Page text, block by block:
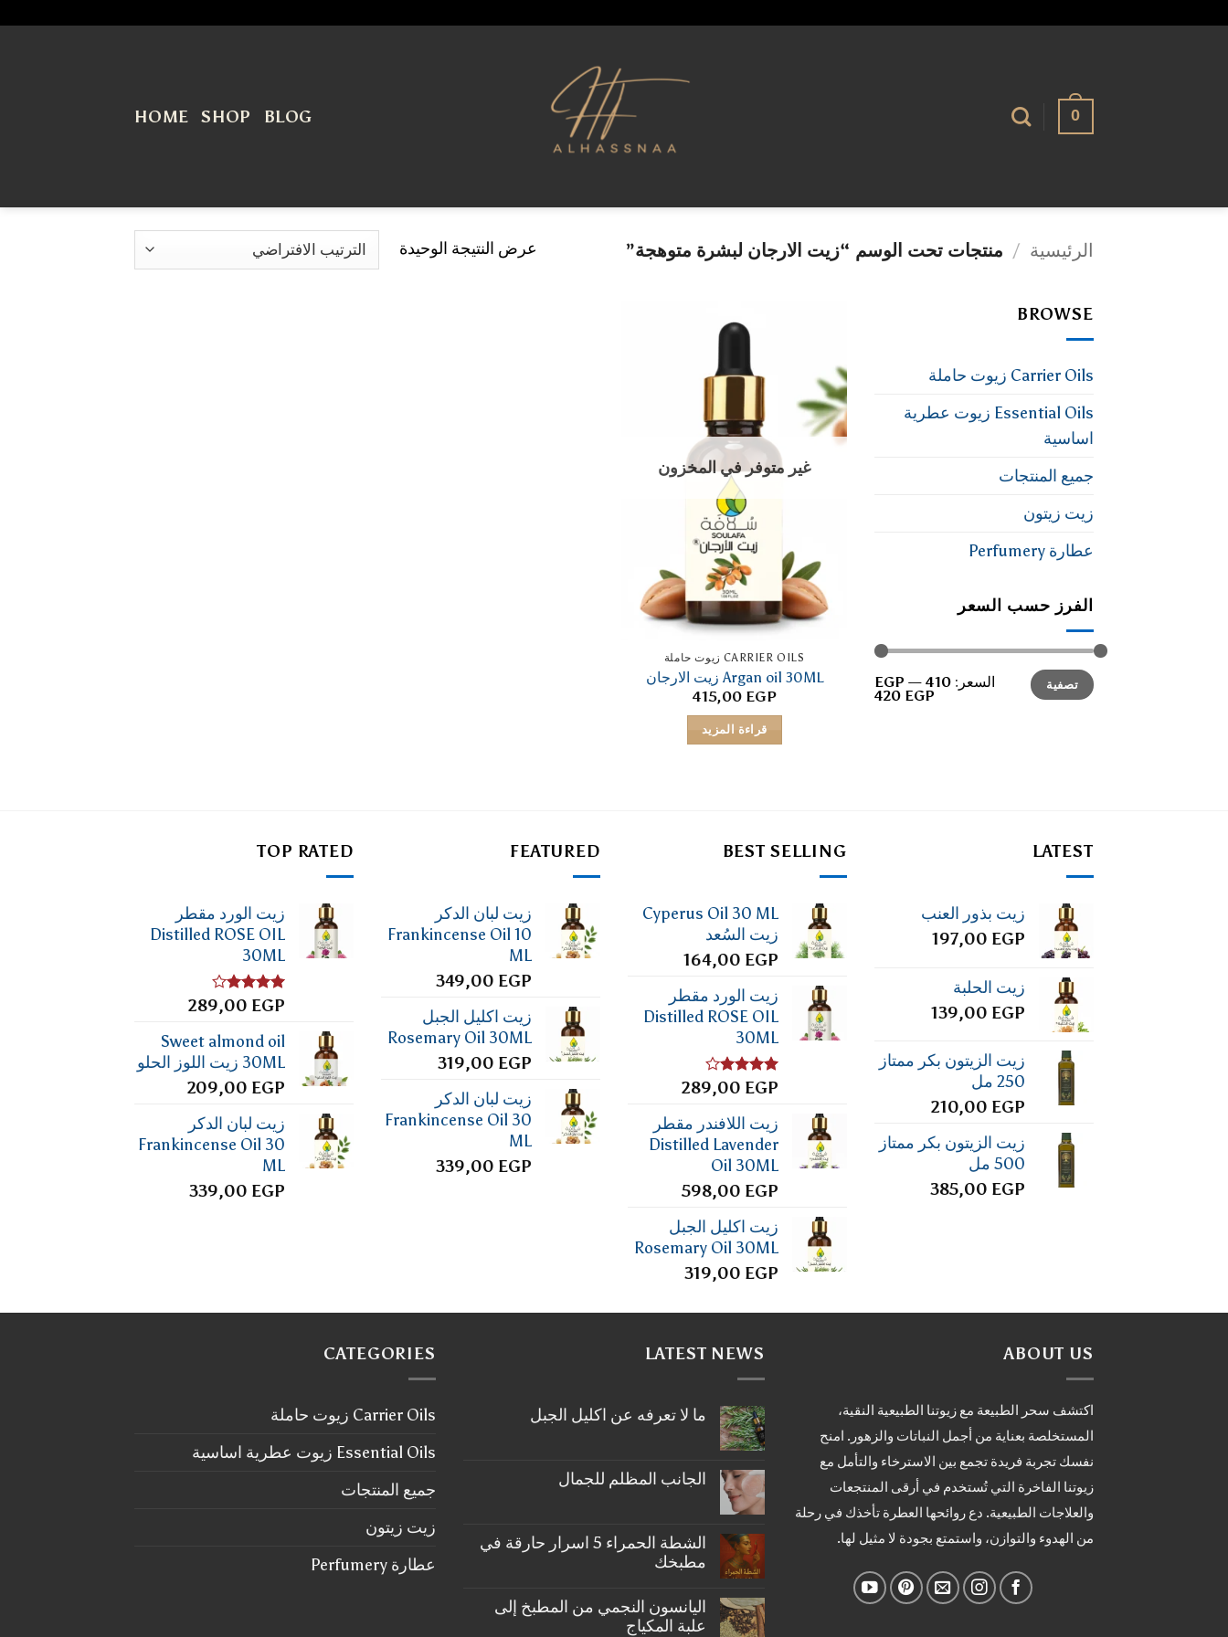
0
BLOG
SHOP
HOME
الرئيسية / منتجات تحت الوسم “زيت الارجان لبشرة متوهجة” عرض النتيجة الوحيدة
BROWSE
Carrier Oils زيوت حاملة
Essential Oils زيوت عطرية
اساسية
جميع المنتجات
زيت زيتون
عطارة Perfumery
الفرز حسب السعر
أدنى
سعر
أعلى
سعرتصفية السعر: 410 EGP
—
420 EGP
غير متوفر في المخزون
CARRIER OILS زيوت حاملة
Argan oil 30ML زيت الارجان
415,00 EGP
قراءة المزيد
LATEST
زيت بذور العنب
197,00 EGP
زيت الحلبة
139,00 EGP
زيت الزيتون بكر ممتاز
250 مل
210,00 EGP
زيت الزيتون بكر ممتاز
500 مل
385,00 EGP
BEST SELLING
Cyperus Oil 30 ML
زيت السُعد
164,00 EGP
زيت الورد مقطر
Distilled ROSE OIL
30ML
تم
من
5
289,00 EGP
زيت اللافندر مقطر
Distilled Lavender
Oil 30ML
598,00 EGP
زيت اكليل الجبل
Rosemary Oil 30ML
319,00 EGP
FEATURED
زيت لبان الدكر
Frankincense Oil 10
ML
349,00 EGP
زيت اكليل الجبل
Rosemary Oil 30ML
319,00 EGP
زيت لبان الدكر
Frankincense Oil 30
ML
339,00 EGP
TOP RATED
زيت الورد مقطر
Distilled ROSE OIL
30ML
تم
4.00
5
289,00 EGP
Sweet almond oil
30ML زيت اللوز الحلو
209,00 EGP
زيت لبان الدكر
Frankincense Oil 30
ML
339,00 EGP
ABOUT US
اكتشف سحر الطبيعة مع زيوتنا الطبيعية النقية،
المستخلصة بعناية من أجمل النباتات والزهور. امنح
نفسك تجربة فريدة تجمع بين الاسترخاء والتأمل مع
زيوتنا الفاخرة التي تُستخدم في أرقى المنتجعات
والعلاجات الطبيعية. دع روائحها العطرة تأخذك في رحلة
من الهدوء والتوازن، واستمتع بجودة لا مثيل لها.
LATEST NEWS
ما لا تعرفه عن اكليل الجبل
على
ما
اكليل
الجبل
الجانب المظلم للجمال
على
الجانب
المظلم
للجمال
الشطة الحمراء 5 اسرار حارقة في
مطبخك
تعليقات
على
الشطة
اليانسون النجمي من المطبخ إلى
علبة المكياج
CATEGORIES
Carrier Oils زيوت حاملة
Essential Oils زيوت عطرية اساسية
جميع المنتجات
زيت زيتون
عطارة Perfumery